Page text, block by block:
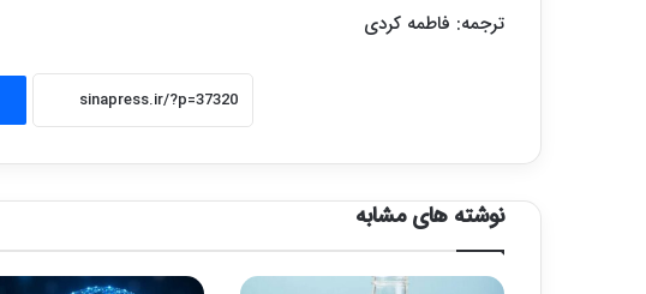
ترجمه: فاطمه کردی
نوشته های مشابه